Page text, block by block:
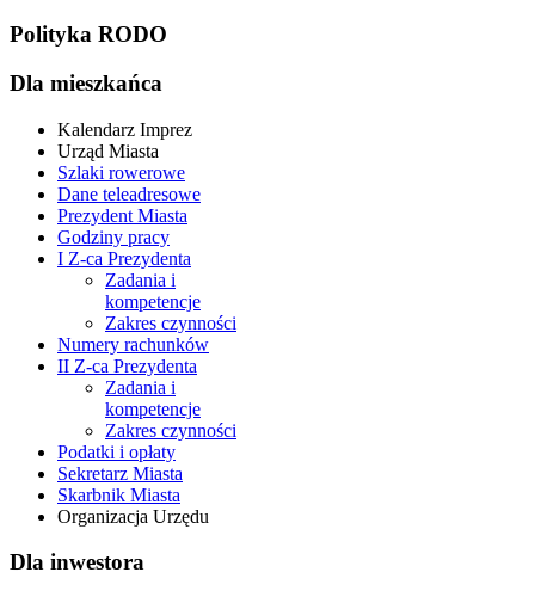
Polityka RODO
Dla mieszkańca
Kalendarz Imprez
Urząd Miasta
Szlaki rowerowe
Dane teleadresowe
Prezydent Miasta
Godziny pracy
I Z-ca Prezydenta
Zadania i
kompetencje
Zakres czynności
Numery rachunków
II Z-ca Prezydenta
Zadania i
kompetencje
Zakres czynności
Podatki i opłaty
Sekretarz Miasta
Skarbnik Miasta
Organizacja Urzędu
Dla inwestora